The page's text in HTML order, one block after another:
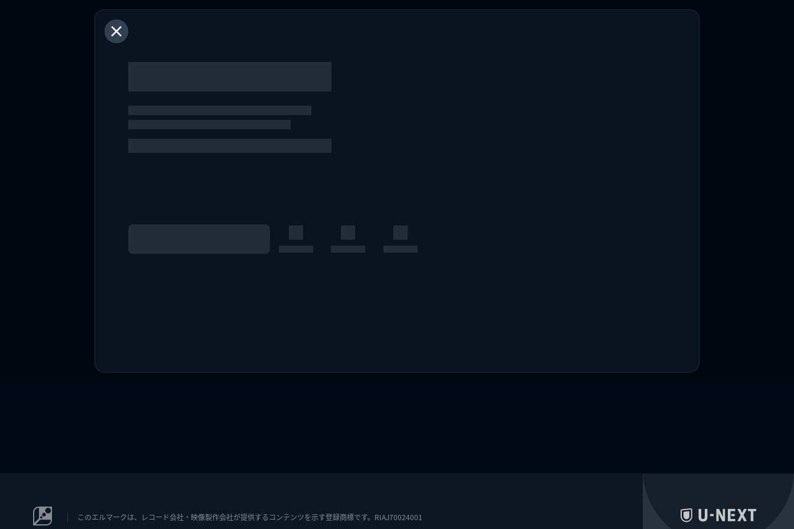
このエルマークは、レコード会社・映像製作会社が提供するコンテンツを示す登録商標です。RIAJ70024001